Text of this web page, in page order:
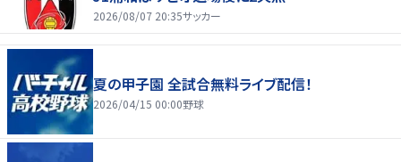
2026/08/07 20:35サッカー
夏の甲子園 全試合無料ライブ配信！
2026/04/15 00:00野球